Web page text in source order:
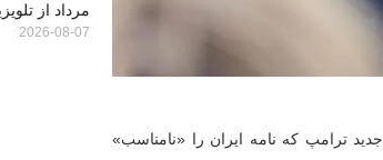
ترامپ که نامه ایران را «نامناسب»
مرداد از
2026-08-07